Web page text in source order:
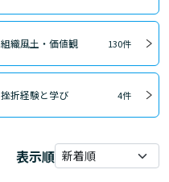
組織風土・価値観 130件
挫折経験と学び 4件
表示順